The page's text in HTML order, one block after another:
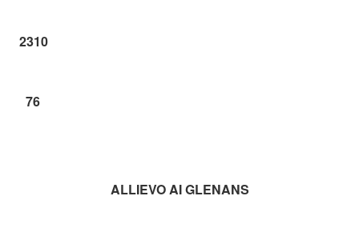
2310
76
ALLIEVO AI GLENANS